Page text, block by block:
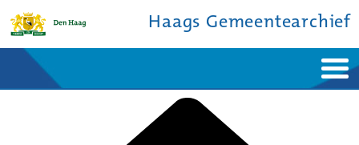
Haags Gemeentearchief
Bronnen en collecties